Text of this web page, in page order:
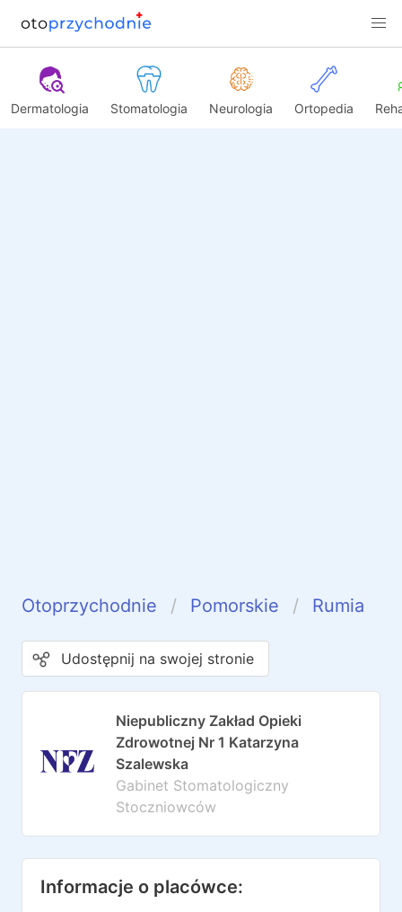
Dermatologia Stomatologia Neurologia Ortopedia
Otoprzychodnie Pomorskie Rumia
Udostępnij na swojej stronie
Niepubliczny Zakład Opieki
Zdrowotnej Nr 1 Katarzyna
Szalewska
Gabinet Stomatologiczny
Stoczniowców
Informacje o placówce: